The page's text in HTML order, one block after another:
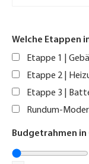
Welche Etappen
Etappe 1 |
Etappe 2 |
Etappe 3 |
Rundum-
Budgetrahmen in